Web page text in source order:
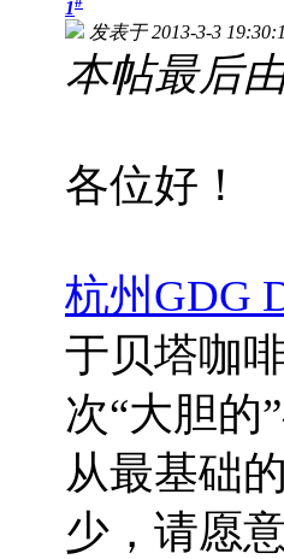
1
发表于 2013-3-3
本帖最后
各位好！
杭州GDG
于贝塔咖
次“大胆的”
从最基础
少，请愿